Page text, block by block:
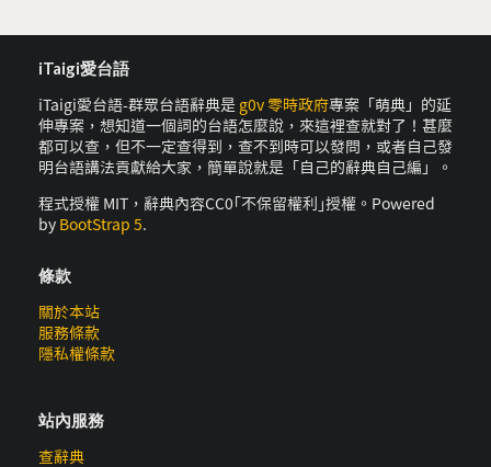
iTaigi愛台語
iTaigi愛台語-群眾台語辭典是 g0v 零時政府專案「萌典」的延
伸專案，想知道一個詞的台語怎麼說，來這裡查就對了！甚麼
都可以查，但不一定查得到，查不到時可以發問，或者自己發
明台語講法貢獻給大家，簡單說就是「自己的辭典自己編」。
程式授權 MIT，辭典內容CC0｢不保留權利｣授權。Powered
by BootStrap 5.
條款
關於本站
服務條款
隱私權條款
站內服務
查辭典